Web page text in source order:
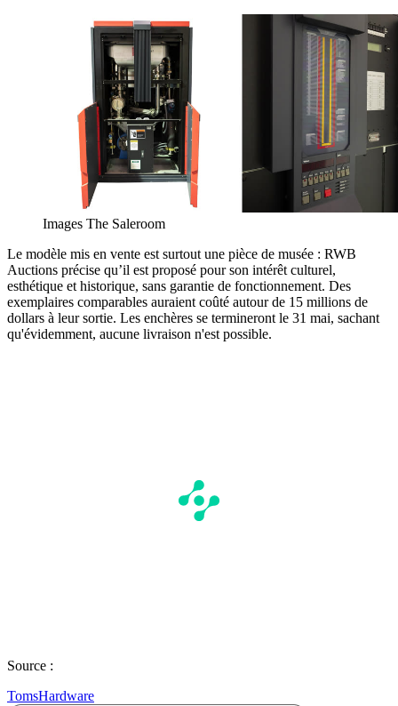
Images The Saleroom
Le modèle mis en vente est surtout une pièce de musée : RWB
Auctions précise qu’il est proposé pour son intérêt culturel,
esthétique et historique, sans garantie de fonctionnement. Des
exemplaires comparables auraient coûté autour de 15 millions de
dollars à leur sortie. Les enchères se termineront le 31 mai, sachant
qu'évidemment, aucune livraison n'est possible.
Source :
TomsHardware